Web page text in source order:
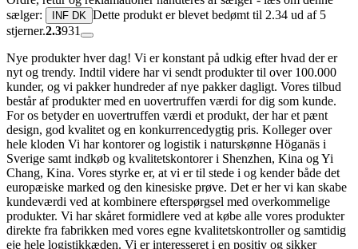
sælger:
INF DK Dette produkt er blevet bedømt til 2.34 ud af 5
stjerner.2.3931
Nye produkter hver dag! Vi er konstant på udkig efter hvad der er
nyt og trendy. Indtil videre har vi sendt produkter til over 100.000
kunder, og vi pakker hundreder af nye pakker dagligt. Vores tilbud
består af produkter med en uovertruffen værdi for dig som kunde.
For os betyder en uovertruffen værdi et produkt, der har et pænt
design, god kvalitet og en konkurrencedygtig pris. Kolleger over
hele kloden Vi har kontorer og logistik i naturskønne Höganäs i
Sverige samt indkøb og kvalitetskontorer i Shenzhen, Kina og Yi
Chang, Kina. Vores styrke er, at vi er til stede i og kender både det
europæiske marked og den kinesiske prøve. Det er her vi kan skabe
kundeværdi ved at kombinere efterspørgsel med overkommelige
produkter. Vi har skåret formidlere ved at købe alle vores produkter
direkte fra fabrikken med vores egne kvalitetskontroller og samtidig
eje hele logistikkæden. Vi er interesseret i en positiv og sikker